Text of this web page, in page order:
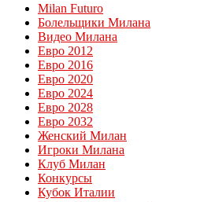
Milan Futuro
Болельщики Милана
Видео Милана
Евро 2012
Евро 2016
Евро 2020
Евро 2024
Евро 2028
Евро 2032
Женский Милан
Игроки Милана
Клуб Милан
Конкурсы
Кубок Италии